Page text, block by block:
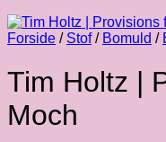
Forside / Stof / Bomuld /
Tim Holtz |
Moch